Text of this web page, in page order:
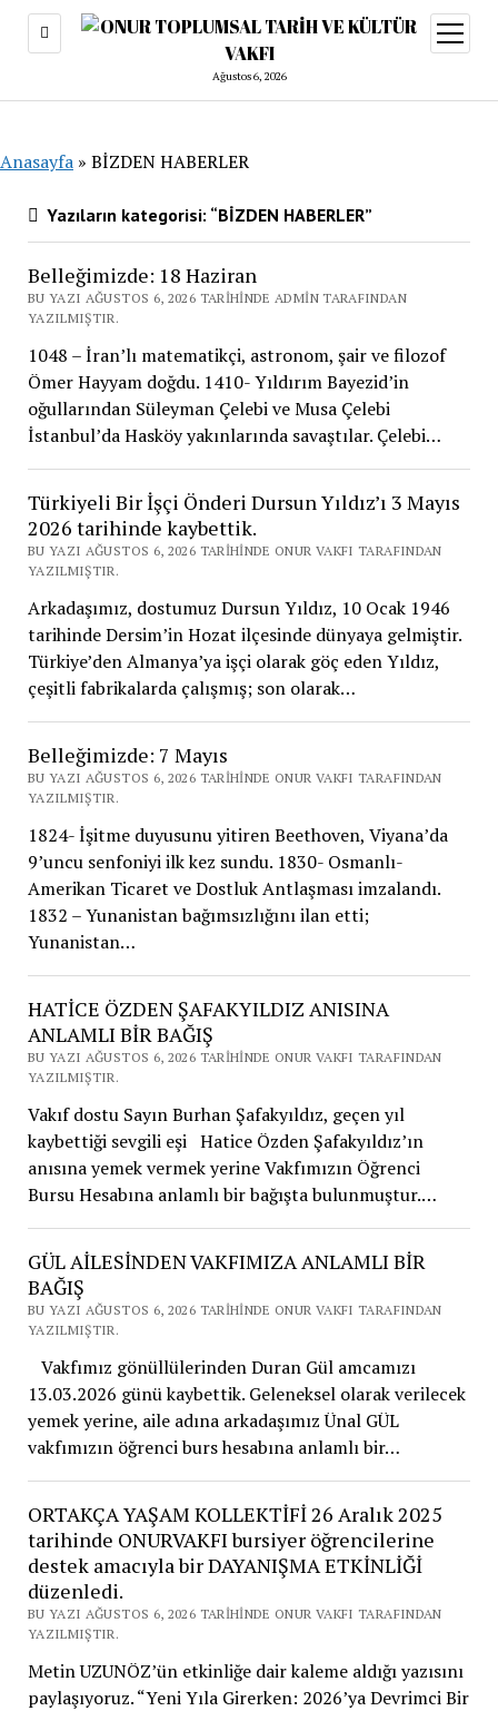
Ağustos 6, 2026
aç
Anasayfa » BİZDEN HABERLER
Yazıların kategorisi: “BİZDEN HABERLER”
Belleğimizde: 18 Haziran
BU YAZI AĞUSTOS 6, 2026 TARIHINDE ADMIN TARAFINDAN
YAZILMIŞTIR.
1048 – İran’lı matematikçi, astronom, şair ve filozof
Ömer Hayyam doğdu. 1410- Yıldırım Bayezid’in
oğullarından Süleyman Çelebi ve Musa Çelebi
İstanbul’da Hasköy yakınlarında savaştılar. Çelebi…
Türkiyeli Bir İşçi Önderi Dursun Yıldız’ı 3 Mayıs
2026 tarihinde kaybettik.
BU YAZI AĞUSTOS 6, 2026 TARIHINDE ONUR VAKFI TARAFINDAN
YAZILMIŞTIR.
Arkadaşımız, dostumuz Dursun Yıldız, 10 Ocak 1946
tarihinde Dersim’in Hozat ilçesinde dünyaya gelmiştir.
Türkiye’den Almanya’ya işçi olarak göç eden Yıldız,
çeşitli fabrikalarda çalışmış; son olarak…
Belleğimizde: 7 Mayıs
BU YAZI AĞUSTOS 6, 2026 TARIHINDE ONUR VAKFI TARAFINDAN
YAZILMIŞTIR.
1824- İşitme duyusunu yitiren Beethoven, Viyana’da
9’uncu senfoniyi ilk kez sundu. 1830- Osmanlı-
Amerikan Ticaret ve Dostluk Antlaşması imzalandı.
1832 – Yunanistan bağımsızlığını ilan etti;
Yunanistan…
HATİCE ÖZDEN ŞAFAKYILDIZ ANISINA
ANLAMLI BİR BAĞIŞ
BU YAZI AĞUSTOS 6, 2026 TARIHINDE ONUR VAKFI TARAFINDAN
YAZILMIŞTIR.
Vakıf dostu Sayın Burhan Şafakyıldız, geçen yıl
kaybettiği sevgili eşi Hatice Özden Şafakyıldız’ın
anısına yemek vermek yerine Vakfımızın Öğrenci
Bursu Hesabına anlamlı bir bağışta bulunmuştur.…
GÜL AİLESİNDEN VAKFIMIZA ANLAMLI BİR
BAĞIŞ
BU YAZI AĞUSTOS 6, 2026 TARIHINDE ONUR VAKFI TARAFINDAN
YAZILMIŞTIR.
Vakfımız gönüllülerinden Duran Gül amcamızı
13.03.2026 günü kaybettik. Geleneksel olarak verilecek
yemek yerine, aile adına arkadaşımız Ünal GÜL
vakfımızın öğrenci burs hesabına anlamlı bir…
ORTAKÇA YAŞAM KOLLEKTİFİ 26 Aralık 2025
tarihinde ONURVAKFI bursiyer öğrencilerine
destek amacıyla bir DAYANIŞMA ETKİNLİĞİ
düzenledi.
BU YAZI AĞUSTOS 6, 2026 TARIHINDE ONUR VAKFI TARAFINDAN
YAZILMIŞTIR.
Metin UZUNÖZ’ün etkinliğe dair kaleme aldığı yazısını
paylaşıyoruz. “Yeni Yıla Girerken: 2026’ya Devrimci Bir